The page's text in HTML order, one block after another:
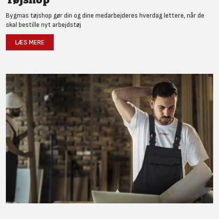
Bygmas tøjshop gør din og dine medarbejderes hverdag lettere, når de
skal bestille nyt arbejdstøj
LÆS MERE